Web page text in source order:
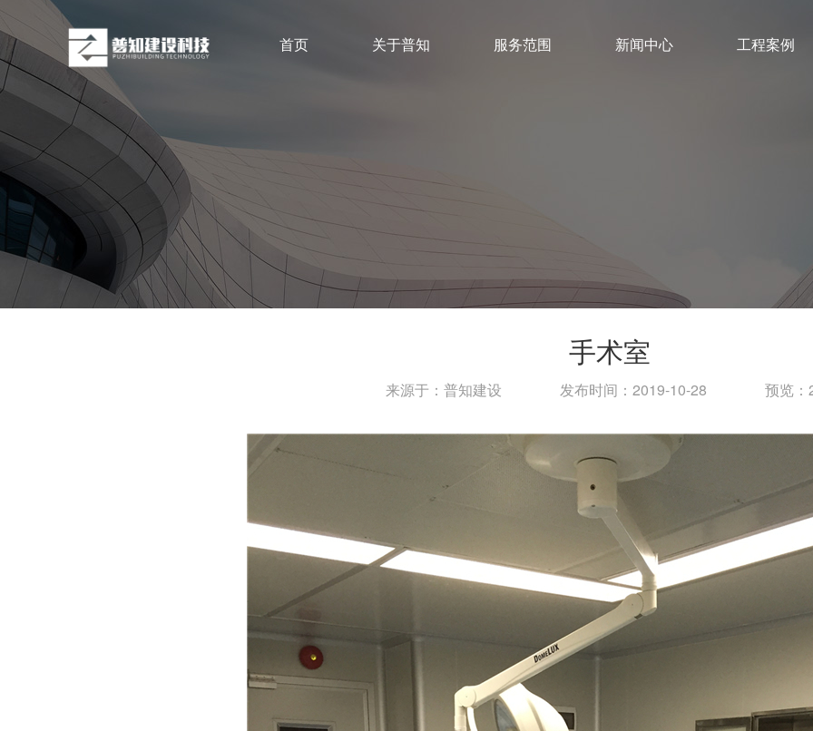
首页 关于普知 服务范围 新闻中心 工程案例
手术室
来源于：普知建设 发布时间：2019-10-28 预览